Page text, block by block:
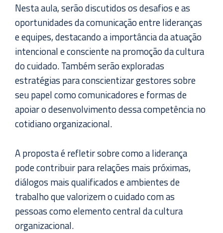
Nesta aula, serão discutidos os desafios e as
oportunidades da comunicação entre lideranças
e equipes, destacando a importância da atuação
intencional e consciente na promoção da cultura
do cuidado. Também serão exploradas
estratégias para conscientizar gestores sobre
seu papel como comunicadores e formas de
apoiar o desenvolvimento dessa competência no
cotidiano organizacional.
A proposta é refletir sobre como a liderança
pode contribuir para relações mais próximas,
diálogos mais qualificados e ambientes de
trabalho que valorizem o cuidado com as
pessoas como elemento central da cultura
organizacional.